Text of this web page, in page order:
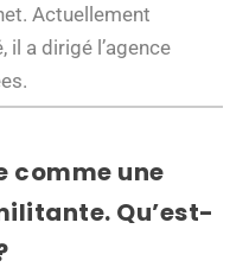
Actuellement
il a dirigé l’agence
comme une
Qu’est-